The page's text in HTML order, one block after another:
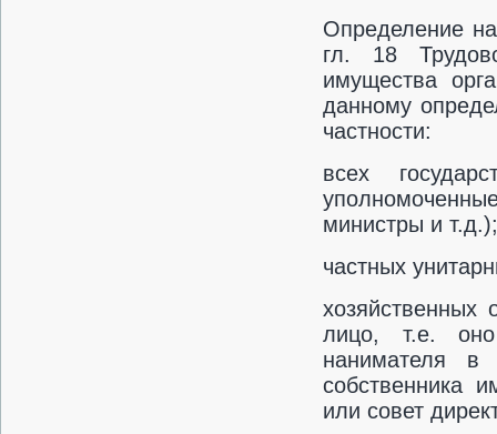
Определение
гл. 18
имущества
данному
частности:
всех
министры и т.д.);
частных
лицо, т.е. оно
нанимателя в
собственника
или совет